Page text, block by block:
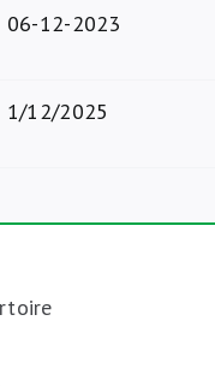
06-12-2023
1/12/2025